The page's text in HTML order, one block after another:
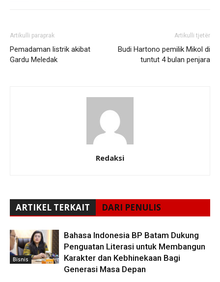
Artikulli paraprak
Pemadaman listrik akibat
Gardu Meledak
Artikulli tjetër
Budi Hartono pemilik Mikol di
tuntut 4 bulan penjara
Redaksi
ARTIKEL TERKAIT DARI PENULIS
Bisnis
Bahasa Indonesia BP Batam Dukung
Penguatan Literasi untuk Membangun
Karakter dan Kebhinekaan Bagi
Generasi Masa Depan